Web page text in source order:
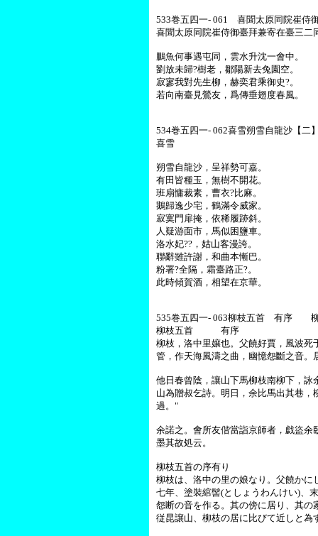
533巻五四一- 061 喜聞太原同院崔
喜聞太原同院崔侍御臺拜兼寄在臺三二
鵬魚何事遇屯同，雲水升沈一會中。
劉放未歸?樹老，鄒陽新去兔園空。
寂寥我對先生柳，赫奕君乘御史?。
若向南臺見鶯友，爲傳垂翅度春風。
534巻五四一- 062喜雪朔雪自龍沙【
喜雪
朔雪自龍沙，呈祥勢可嘉。
有田皆種玉，無樹不開花。
班扇慵裁素，曹衣?比麻。
鵝歸逸少宅，鶴滿令威家。
寂寞門扉掩，依稀履跡斜。
人疑游面市，馬似困鹽車。
洛水妃??，姑山客漫誇。
聯辭雖許謝，和曲本慚巴。
粉署?全隔，霜臺路正?。
此時傾賀酒，相望在京華。
535巻五四一- 063柳枝五首 有序
柳枝五首 有序
柳枝，洛中里孃也。父饒好賈，風波
管，作天海風濤之曲，幽憶怨斷之音
他日春曾陰，讓山下馬柳枝南柳下，
山為贈叔乞詩。明日，余比馬出其巷
過。"
余諾之。會所友偕當詣京師者，戯盜
墨其故処云。
柳枝五首の序有り
柳枝は、洛中の里の娘なり。父饒か
七年、塗裝綰髻(としょうわんけい)、
怨断の音を作る。其の傍に居り、其
従昆譲山、柳枝の居に比びて近しと為